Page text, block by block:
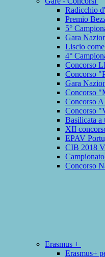
Radicchio
Premio
5°
Gara
Liscio
4°
Concorso
Concorso
Gara
Concorso
Concorso
Concorso
Basilicata a
XII
EPAV
CIB 2018
Concorso
Erasmus +
Erasmus+